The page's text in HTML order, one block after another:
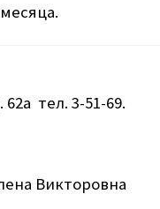
тел. 3-51-69.
Викторовна